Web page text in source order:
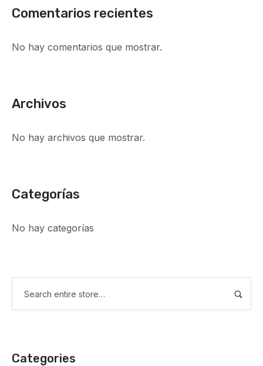
Comentarios recientes
No hay comentarios que mostrar.
Archivos
No hay archivos que mostrar.
Categorías
No hay categorías
Categories